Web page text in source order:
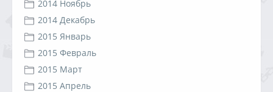
2014 Ноябрь
2014 Декабрь
2015 Январь
2015 Февраль
2015 Март
2015 Апрель